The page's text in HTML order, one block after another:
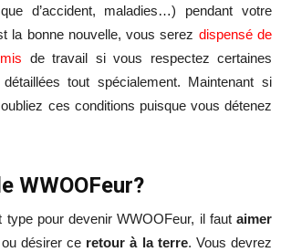
d’accident, maladies…) pendant votre
la bonne nouvelle, vous serez dispensé de
de travail si vous respectez certaines
tout spécialement. Maintenant si
ces conditions puisque vous détenez
WWOOFeur?
type pour devenir WWOOFeur, il faut aimer
désirer ce retour à la terre. Vous devrez